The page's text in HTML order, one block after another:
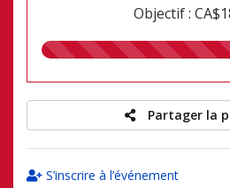
Objectif :
73.00%
Partager la
S’inscrire à l’événement